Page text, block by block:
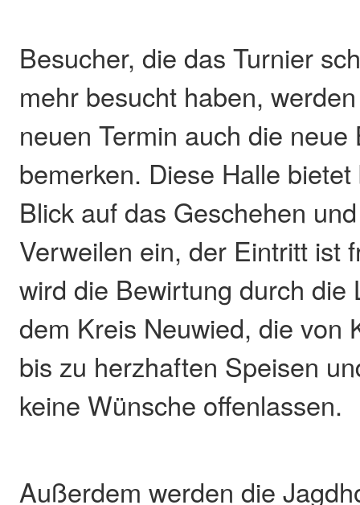
Besucher, die das Turnier
mehr besucht haben,
neuen Termin auch die
bemerken. Diese Halle
Blick auf das Geschehen
Verweilen ein, der Eintritt ist
wird die Bewirtung durch die
dem Kreis Neuwied, die von
bis zu herzhaften Speisen
keine Wünsche offenlassen.
Außerdem werden die